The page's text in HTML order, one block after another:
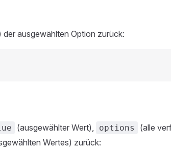
der ausgewählten Option zurück:
(ausgewählter Wert), options (alle
Wertes) zurück: